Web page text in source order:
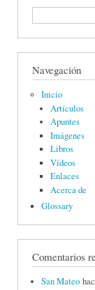
Formulario de
Navegación
Inicio
Artículos
Apuntes
Imágenes
Libros
Vídeos
Enlaces
Acerca de
Glossary
Comentarios
San Mateo